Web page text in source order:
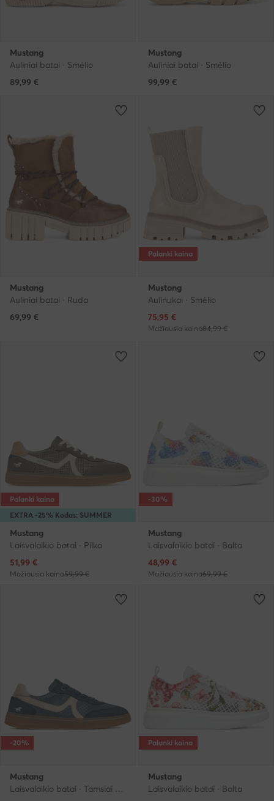
Mustang
Auliniai batai · Smėlio
89,99 €
Mustang
Auliniai batai · Smėlio
99,99 €
Mustang
Auliniai batai · Ruda
69,99 €
Palanki kaina
Mustang
Aulinukai · Smėlio
Dabartinė kaina
75,95 €
Mažiausia kaina84,99 €
EXTRA -25% Kodas: SUMMER
Palanki kaina
Mustang
Laisvalaikio batai · Pilka
Dabartinė kaina
51,99 €
Mažiausia kaina59,99 €
-30%
Mustang
Laisvalaikio batai · Balta
Dabartinė kaina
48,99 €
Mažiausia kaina69,99 €
-20%
Mustang
Laisvalaikio batai · Tamsiai mėlyna
Palanki kaina
Mustang
Laisvalaikio batai · Balta